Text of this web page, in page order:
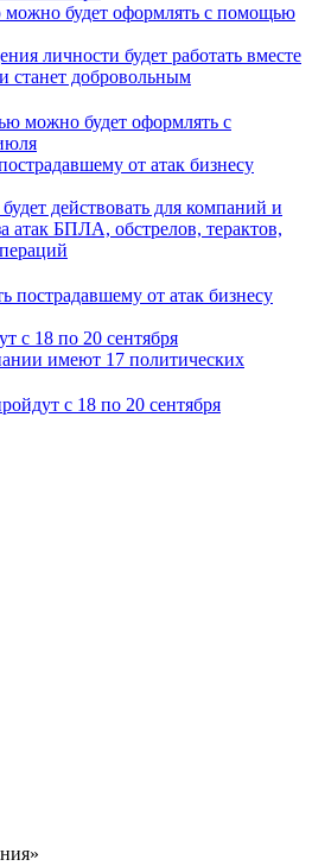
будет оформлять с помощью
личности будет работать вместе
станет добровольным
от атак бизнесу
действовать для компаний и
БПЛА, обстрелов, терактов,
с 18 по 20 сентября
имеют 17 политических